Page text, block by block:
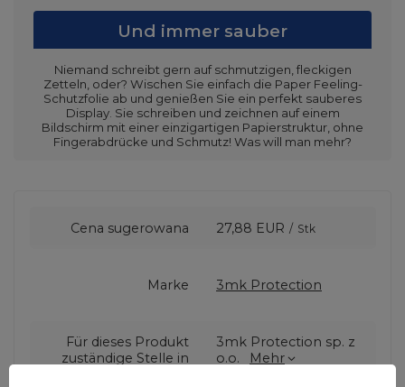
Und immer sauber
Niemand schreibt gern auf schmutzigen, fleckigen
Zetteln, oder? Wischen Sie einfach die Paper Feeling-
Schutzfolie ab und genießen Sie ein perfekt sauberes
Display. Sie schreiben und zeichnen auf einem
Bildschirm mit einer einzigartigen Papierstruktur, ohne
Fingerabdrücke und Schmutz! Was will man mehr?
Cena sugerowana 27,88 EUR / Stk
Marke 3mk Protection
Für dieses Produkt
zuständige Stelle in
3mk Protection sp. z
o.o.
Mehr